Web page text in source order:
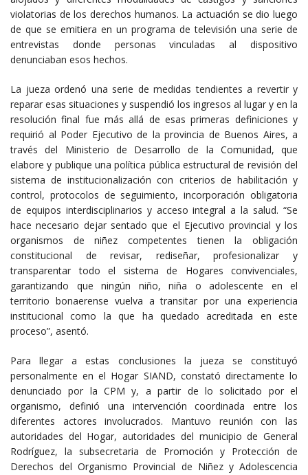
violatorias de los derechos humanos. La actuación se dio luego
de que se emitiera en un programa de televisión una serie de
entrevistas donde personas vinculadas al dispositivo
denunciaban esos hechos.
La jueza ordenó una serie de medidas tendientes a revertir y
reparar esas situaciones y suspendió los ingresos al lugar y en la
resolución final fue más allá de esas primeras definiciones y
requirió al Poder Ejecutivo de la provincia de Buenos Aires, a
través del Ministerio de Desarrollo de la Comunidad, que
elabore y publique una política pública estructural de revisión del
sistema de institucionalización con criterios de habilitación y
control, protocolos de seguimiento, incorporación obligatoria
de equipos interdisciplinarios y acceso integral a la salud. “Se
hace necesario dejar sentado que el Ejecutivo provincial y los
organismos de niñez competentes tienen la obligación
constitucional de revisar, rediseñar, profesionalizar y
transparentar todo el sistema de Hogares convivenciales,
garantizando que ningún niño, niña o adolescente en el
territorio bonaerense vuelva a transitar por una experiencia
institucional como la que ha quedado acreditada en este
proceso”, asentó.
Para llegar a estas conclusiones la jueza se constituyó
personalmente en el Hogar SIAND, constató directamente lo
denunciado por la CPM y, a partir de lo solicitado por el
organismo, definió una intervención coordinada entre los
diferentes actores involucrados. Mantuvo reunión con las
autoridades del Hogar, autoridades del municipio de General
Rodríguez, la subsecretaria de Promoción y Protección de
Derechos del Organismo Provincial de Niñez y Adolescencia